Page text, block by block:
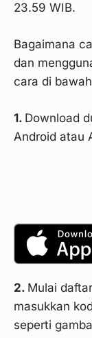
23.59 WIB.
Bagaimana
dan
cara di
1. Download
Android atau
2. Mulai
masukkan
seperti